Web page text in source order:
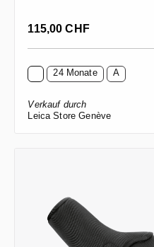
Regulärer Preis:
115,00 CHF
24 Monate A
Verkauf durch
Leica Store Genève